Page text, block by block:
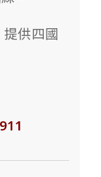
供四國